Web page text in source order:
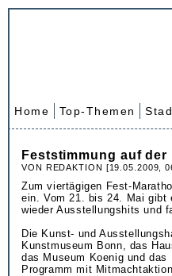
Home Top-Themen
Feststimmung auf
VON REDAKTION [19.05.2009,
Zum viertägigen Fest-
ein. Vom 21. bis 24. Mai gibt
wieder Ausstellungshits und
Die Kunst- und
Kunstmuseum Bonn, das
das Museum Koenig und
Programm mit